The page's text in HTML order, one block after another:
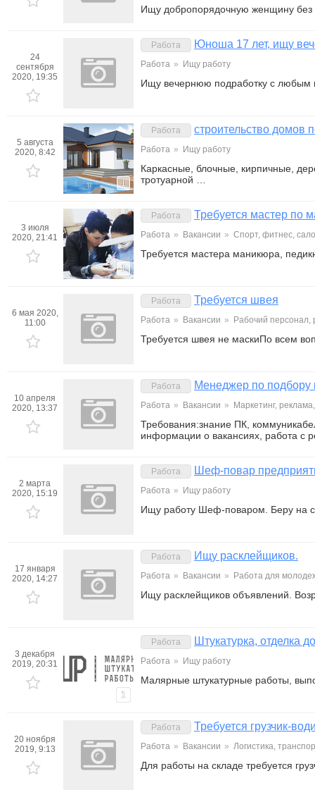
Ищу добропорядочную женщину без
24
сентября
2020, 19:35
Работа Юноша 17 лет, ищу
Работа » Ищу работу
Ищу вечернюю подработку с любым
5 августа
2020, 8:42
1
Работа строительство домов
Работа » Ищу работу
Каркасные, блочные, кирпичные,
тротуарной …
3 июля
2020, 21:41
1
Работа Требуется мастер по
Работа » Вакансии » Спорт, фитнес,
Требуется мастера маникюра,
6 мая 2020,
11:00
Работа Требуется швея
Работа » Вакансии » Рабочий персонал,
Требуется швея не маскиПо всем
10 апреля
2020, 13:37
Работа Менеджер по подбору
Работа » Вакансии » Маркетинг,
Требования:знание ПК,
информации о вакансиях, работа с
2 марта
2020, 15:19
Работа Шеф-повар
Работа » Ищу работу
Ищу работу Шеф-поваром. Беру на
17 января
2020, 14:27
Работа Ищу расклейщиков.
Работа » Вакансии » Работа для
Ищу расклейщиков объявлений.
3 декабря
2019, 20:31
1
Работа Штукатурка, отделка
Работа » Ищу работу
Малярные штукатурные работы,
20 ноября
2019, 9:13
Работа Требуется грузчик-
Работа » Вакансии » Логистика,
Для работы на складе требуется